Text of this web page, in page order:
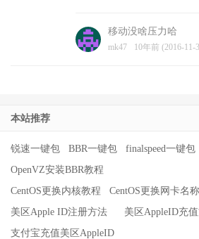
移动没啥压力哈
mk47 10年前 (2016-11-
本站推荐
锐速一键包 BBR一键包
finalspeed一键包
OpenVZ安装BBR教程
CentOS更换内核教程
CentOS更换网卡名称
美区Apple ID注册方法
美区AppleID充
支付宝充值美区AppleID